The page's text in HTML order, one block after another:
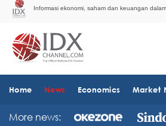
Informasi ekonomi, saham dan keuangan
Home News Economics Market
More news: